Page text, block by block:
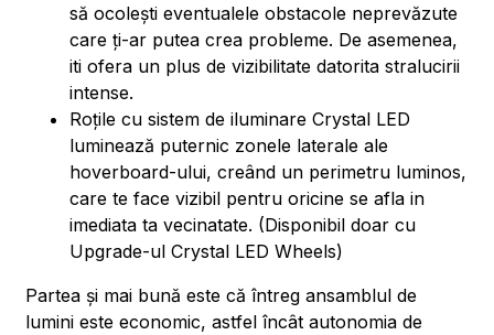
să ocolești eventualele obstacole neprevăzute
care ți-ar putea crea probleme. De asemenea,
iti ofera un plus de vizibilitate datorita stralucirii
intense.
Roțile cu sistem de iluminare Crystal LED
luminează puternic zonele laterale ale
hoverboard-ului, creând un perimetru luminos,
care te face vizibil pentru oricine se afla in
imediata ta vecinatate. (Disponibil doar cu
Upgrade-ul Crystal LED Wheels)
Partea și mai bună este că întreg ansamblul de
lumini este economic, astfel încât autonomia de